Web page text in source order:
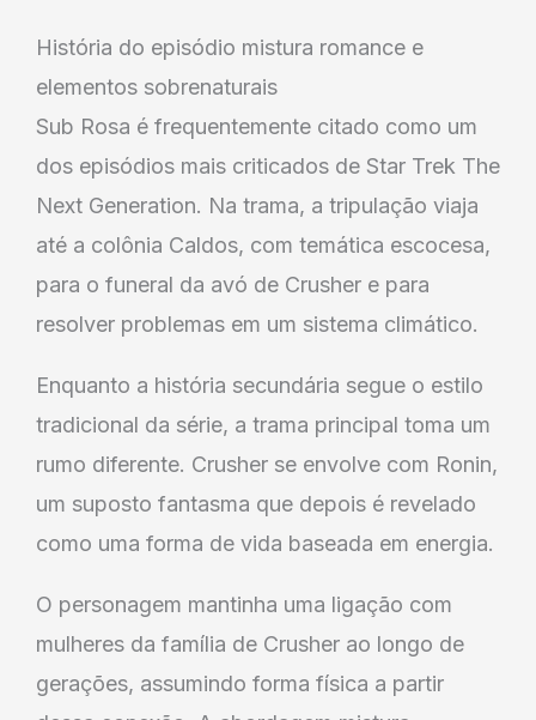
História do episódio mistura romance e
elementos sobrenaturais
Sub Rosa é frequentemente citado como um
dos episódios mais criticados de Star Trek The
Next Generation. Na trama, a tripulação viaja
até a colônia Caldos, com temática escocesa,
para o funeral da avó de Crusher e para
resolver problemas em um sistema climático.
Enquanto a história secundária segue o estilo
tradicional da série, a trama principal toma um
rumo diferente. Crusher se envolve com Ronin,
um suposto fantasma que depois é revelado
como uma forma de vida baseada em energia.
O personagem mantinha uma ligação com
mulheres da família de Crusher ao longo de
gerações, assumindo forma física a partir